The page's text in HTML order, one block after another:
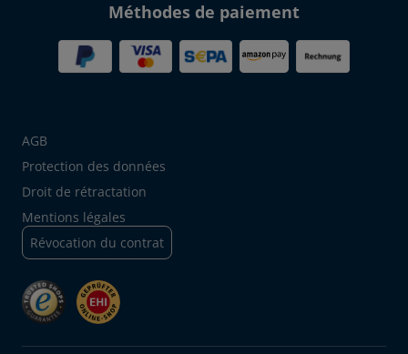
Méthodes de paiement
AGB
Protection des données
Droit de rétractation
Mentions légales
Révocation du contrat